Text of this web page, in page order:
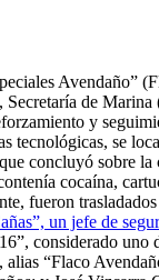
Avendaño”
de
y
se
concluyó sobre
cocaína,
fueron
un jefe de
considerado
“Flaco